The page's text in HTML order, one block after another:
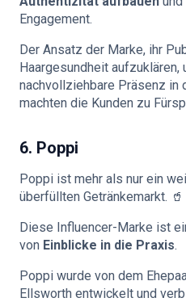
Engagement.
Der Ansatz der Marke, ihr
Haargesundheit aufzuklären,
nachvollziehbare Präsenz in
machten die Kunden zu
6. Poppi
Poppi ist mehr als nur ein
überfüllten Getränkemarkt. 🥤
Diese Influencer-Marke ist
von Einblicke in die Praxis.
Poppi wurde von dem
Ellsworth entwickelt und